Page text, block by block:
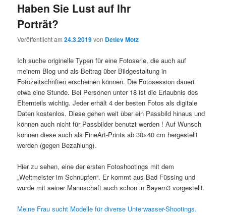
Haben Sie Lust auf Ihr
Porträt?
Veröffentlicht am24.3.2019von Detlev Motz
Ich suche originelle Typen für eine Fotoserie, die auch auf
meinem Blog und als Beitrag über Bildgestaltung in
Fotozeitschriften erscheinen können. Die Fotosession dauert
etwa eine Stunde. Bei Personen unter 18 ist die Erlaubnis des
Elternteils wichtig. Jeder erhält 4 der besten Fotos als digitale
Daten kostenlos. Diese gehen weit über ein Passbild hinaus und
können auch nicht für Passbilder benutzt werden ! Auf Wunsch
können diese auch als FineArt-Prints ab 30×40 cm hergestellt
werden (gegen Bezahlung).
Hier zu sehen, eine der ersten Fotoshootings mit dem
„Weltmeister im Schnupfen“. Er kommt aus Bad Füssing und
wurde mit seiner Mannschaft auch schon in Bayern3 vorgestellt.
Meine Frau sucht Modelle für diverse Unterwasser-Shootings.